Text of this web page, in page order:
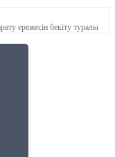
ережесін бекіту туралы